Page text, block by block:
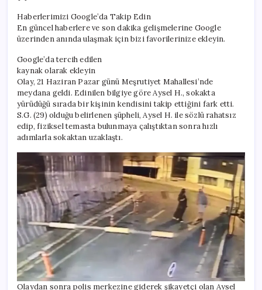
Haberlerimizi Google’da Takip Edin
En güncel haberlere ve son dakika gelişmelerine Google
üzerinden anında ulaşmak için bizi favorilerinize ekleyin.
Google’da tercih edilen
kaynak olarak ekleyin
Olay, 21 Haziran Pazar günü Meşrutiyet Mahallesi’nde
meydana geldi. Edinilen bilgiye göre Aysel H., sokakta
yürüdüğü sırada bir kişinin kendisini takip ettiğini fark etti.
S.G. (29) olduğu belirlenen şüpheli, Aysel H. ile sözlü rahatsız
edip, fiziksel temasta bulunmaya çalıştıktan sonra hızlı
adımlarla sokaktan uzaklaştı.
Olaydan sonra polis merkezine giderek şikayetçi olan Aysel